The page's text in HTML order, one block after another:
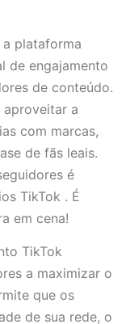
plataforma
de engajamento
de conteúdo.
aproveitar a
com marcas,
de fãs leais.
é
TikTok . É
em cena!
TikTok
a maximizar o
que os
de sua rede, o